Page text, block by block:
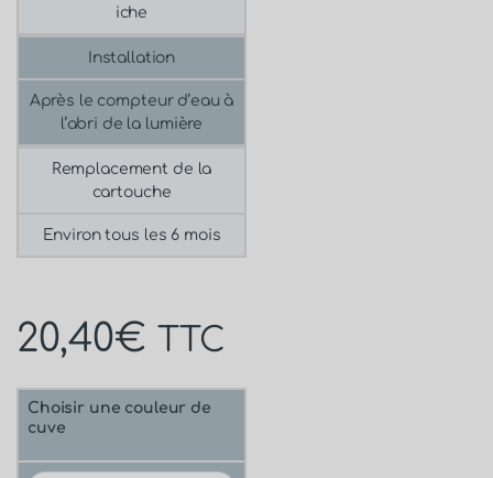
iche
Installation
Après le compteur d’eau à
l’abri de la lumière
Remplacement de la
cartouche
Environ tous les 6 mois
20,40€ TTC
Choisir une couleur de
cuve